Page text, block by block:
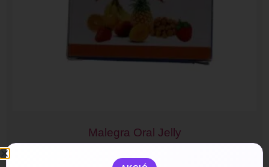
Malegra Oral Jelly